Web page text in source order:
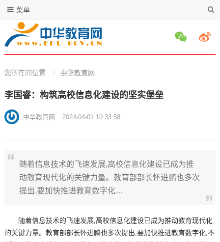
菜单
您所在的位置 中华教育网
李国睿：构筑高校信息化建设的坚实堡垒
中华教育网 2024-04-01 10:33:58
随着信息技术的飞速发展,高校信息化建设已成为推
动教育现代化的关键力量。教育部部长怀进鹏也多次
提出,要加快推进教育数字化…
随着信息技术的飞速发展,高校信息化建设已成为推动教育现代化
的关键力量。教育部部长怀进鹏也多次提出,要加快推进教育数字化,不